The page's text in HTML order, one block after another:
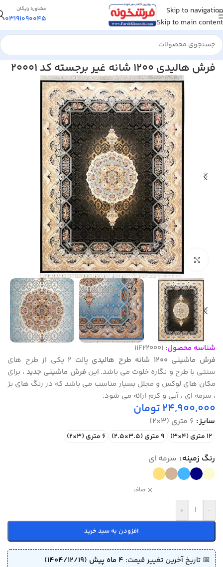
Skip to navigation
Skip to main content
مشاوره رایگان
03191090045
خانه/فرش ماشینی/فرش 1200 شانه
فرش هالیدی 1200 شانه غیر برجسته کد 20001
بزرگنمایی تصویر
شناسه محصول: 11F220001
فرش ماشینی 1200 شانه طرح هالیدی
پالت 2 یکی از طرح های
سنتی با طرح و نگاره خلوت می باشد. این فرش ماشینی جدید، برای
مکان های لوکس و مجلل بسیار مناسب می باشد که در رنگ های بژ
، سرمه ای ، آبی و کرم ارائه می شود.
24,900,000تومان
سایز 6 متری (3×2)
12 متری (4×3) 9 متری (3.5×2.5) 6 متری (3×2)
رنگ زمینه سرمه ای
صاف
-
+
افزودن به سبد خرید
📅 تاریخ آخرین تغییر قیمت: 4 ماه پیش (1404/12/19)